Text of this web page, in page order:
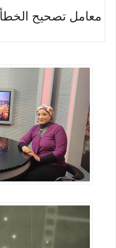
معامل تصحيح الخطأ 7/8